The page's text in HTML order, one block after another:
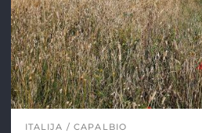
ITALIJA CAPALBIO